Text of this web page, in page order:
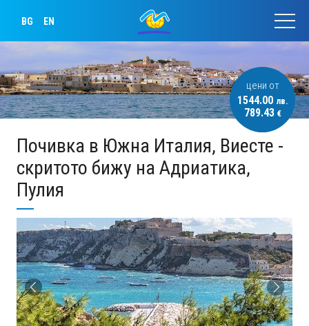
BG EN
Почивка в Южна Италия, Виесте -
скритото бижу на Адриатика,
Пулия
цени от
1544.00 лв.
789.43 €